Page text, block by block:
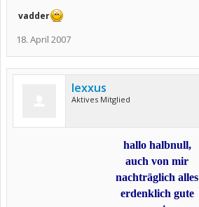
vadder
18. April 2007
lexxus
Aktives Mitglied
hallo halbnull,
auch von mir
nachträglich alles
erdenklich gute